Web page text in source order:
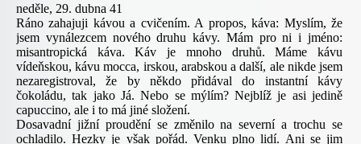
neděle, 29. dubna 41
Ráno zahajuji kávou a cvičením. A propos, káva: Myslím, že
jsem vynálezcem nového druhu kávy. Mám pro ni i jméno:
misantropická káva. Káv je mnoho druhů. Máme kávu
vídeňskou, kávu mocca, irskou, arabskou a další, ale nikde jsem
nezaregistroval, že by někdo přidával do instantní kávy
čokoládu, tak jako Já. Nebo se mýlím? Nejblíž je asi jedině
capuccino, ale i to má jiné složení.
Dosavadní jižní proudění se změnilo na severní a trochu se
ochladilo. Hezky je však pořád. Venku plno lidí. Ani se jim